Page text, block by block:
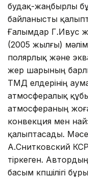
будақ-жаңбырлы
байланысты
Ғалымдар Г.Ивус
(2005 жылғы)
полярлық және
жер шарының
ТМД елдерінің
атмосфералық
атмосфераның
конвекция мен
қалыптасады.
А.Снитковский
тіркеген.
басым көпшілігі